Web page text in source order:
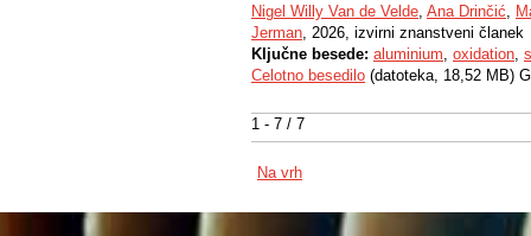
1 - 7 / 7
Nigel Willy Van de Velde, Ana Drinčić,
Jerman, 2026, izvirni znanstveni članek
Ključne besede: aluminium, oxidation,
Celotno besedilo (datoteka, 18,52 MB)
Na vrh